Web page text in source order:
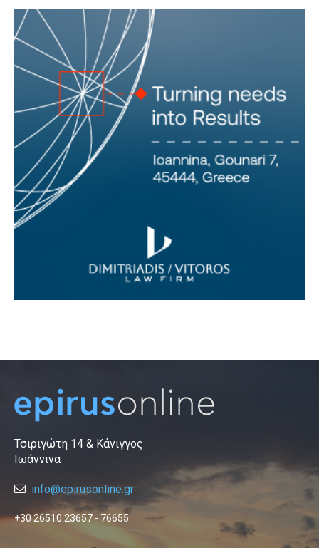
Τσιριγώτη 14 & Κάνιγγος
Ιωάννινα
info@epirusonline.gr
+30 26510 23657 - 76655